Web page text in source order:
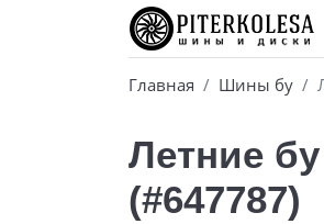
Главная Шины бу
Летние
(#647787)